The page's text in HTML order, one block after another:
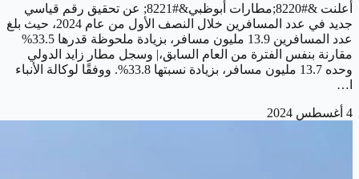
أعلنت &#8220;مطارات أبوظبي&#8221; عن تحقيق رقم قياسي
جديد في عدد المسافرين خلال النصف الأول من عام 2024، حيث بلغ
عدد المسافرين 13.9 مليون مسافر، بزيادة ملحوظة قدرها 33.5%
مقارنة بنفس الفترة من العام السابق،| وسجل مطار زايد الدولي
وحده 13.7 مليون مسافر، بزيادة نسبتها 33.8%. ووفقًا لوكالة الأنباء
ا…
4 أغسطس 2024